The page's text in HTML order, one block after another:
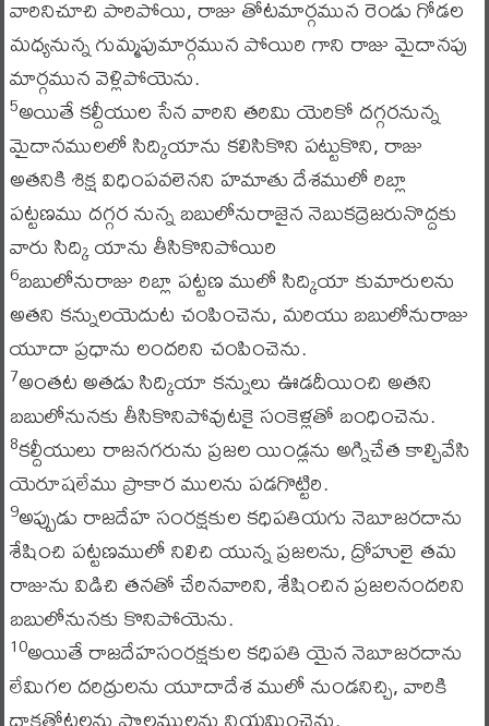
వారినిచూచి పారిపోయి, రాజు తోటమార్గమున రెండు గోడల
మధ్యనున్న గుమ్మపుమార్గమున పోయిరి గాని రాజు మైదానపు
మార్గమున వెళ్లిపోయెను.
5అయితే కల్దీయుల సేన వారిని తరిమి యెరికో దగ్గరనున్న
మైదానములలో సిద్కియాను కలిసికొని పట్టుకొని, రాజు
అతనికి శిక్ష విధింపవలెనని హమాతు దేశములో రిబ్లా
పట్టణము దగ్గర నున్న బబులోనురాజైన నెబుకద్రెజరునొద్దకు
వారు సిద్కి యాను తీసికొనిపోయిరి
6బబులోనురాజు రిబ్లా పట్టణ ములో సిద్కియా కుమారులను
అతని కన్నులయెదుట చంపించెను, మరియు బబులోనురాజు
యూదా ప్రధాను లందరిని చంపించెను.
7అంతట అతడు సిద్కియా కన్నులు ఊడదీయించి అతని
బబులోనునకు తీసికొనిపోవుటకై సంకెళ్లతో బంధించెను.
8కల్దీయులు రాజనగరును ప్రజల యిండ్లను అగ్నిచేత కాల్చివేసి
యెరూషలేము ప్రాకార ములను పడగొట్టిరి.
9అప్పుడు రాజదేహ సంరక్షకుల కధిపతియగు నెబూజరదాను
శేషించి పట్టణములో నిలిచి యున్న ప్రజలను, ద్రోహులై తమ
రాజును విడిచి తనతో చేరినవారిని, శేషించిన ప్రజలనందరిని
బబులోనునకు కొనిపోయెను.
10అయితే రాజదేహసంరక్షకుల కధిపతి యైన నెబూజరదాను
లేమిగల దరిద్రులను యూదాదేశ ములో నుండనిచ్చి, వారికి